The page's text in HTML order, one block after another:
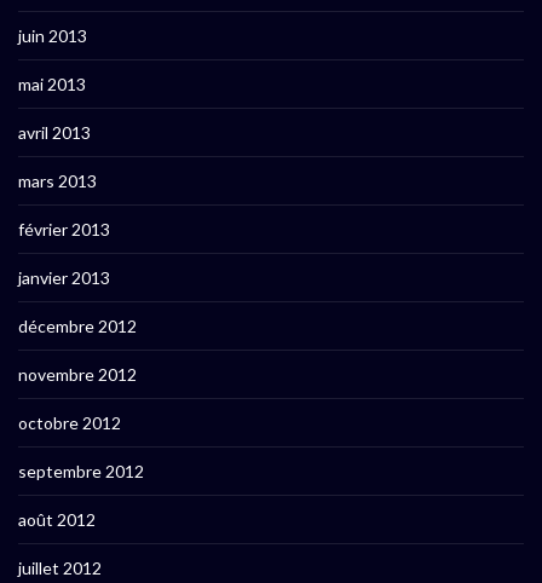
juin 2013
mai 2013
avril 2013
mars 2013
février 2013
janvier 2013
décembre 2012
novembre 2012
octobre 2012
septembre 2012
août 2012
juillet 2012